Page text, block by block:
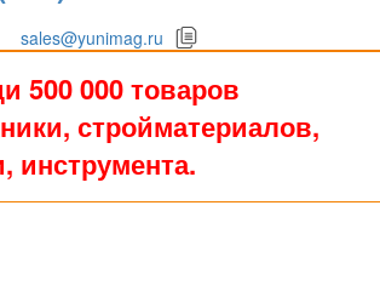
sales@yunimag.ru
500 000 товаров
стройматериалов,
инструмента.